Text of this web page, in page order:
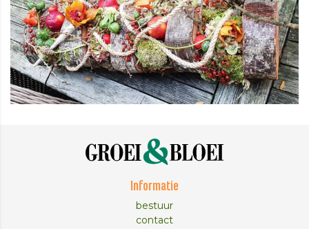
Informatie
bestuur
contact